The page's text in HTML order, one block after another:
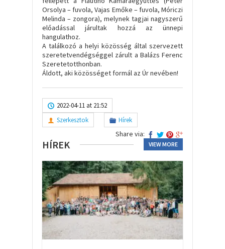
Orsolya – fuvola, Vajas Emőke – fuvola, Móriczi
Melinda – zongora), melynek tagjai nagyszerű
előadással járultak hozzá az ünnepi
hangulathoz.
A találkozó a helyi közösség által szervezett
szeretetvendégséggel zárult a Balázs Ferenc
Szeretetotthonban.
Áldott, aki közösséget formál az Úr nevében!
2022-04-11 at 21:52
Szerkesztok
Hírek
Share via:
HÍREK VIEW MORE